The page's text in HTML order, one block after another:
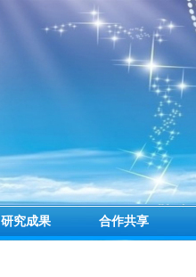
研究成果 合作共享